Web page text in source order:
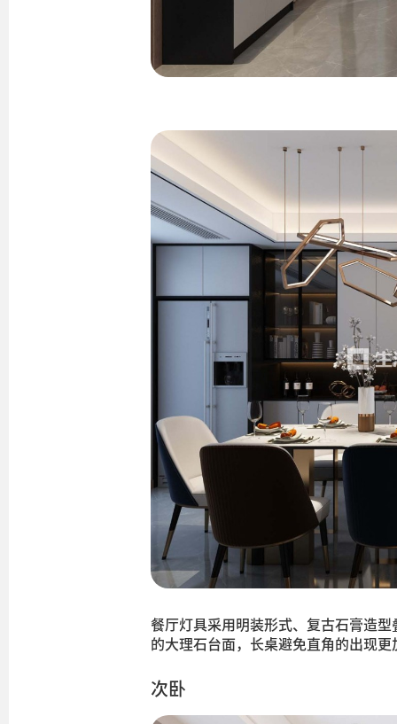
餐厅灯具采用明装形式、复古石膏造
的大理石台面，长桌避免直角的出现
次卧